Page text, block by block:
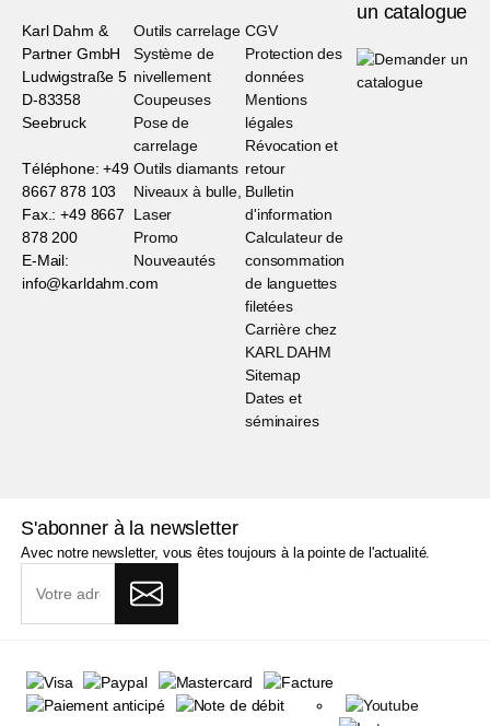
Karl Dahm &
Partner GmbH
Ludwigstraße 5
D-83358
Seebruck
Téléphone: +49
8667 878 103
Fax.: +49 8667
878 200
E-Mail:
info@karldahm.com
Outils carrelage
Système de
nivellement
Coupeuses
Pose de
carrelage
Outils diamants
Niveaux à bulle,
Laser
Promo
Nouveautés
CGV
Protection des
données
Mentions
légales
Révocation et
retour
Bulletin
d'information
Calculateur de
consommation
de languettes
filetées
Carrière chez
KARL DAHM
Sitemap
Dates et
séminaires
un catalogue
S'abonner à la newsletter
Avec notre newsletter, vous êtes toujours à la pointe de l'actualité.